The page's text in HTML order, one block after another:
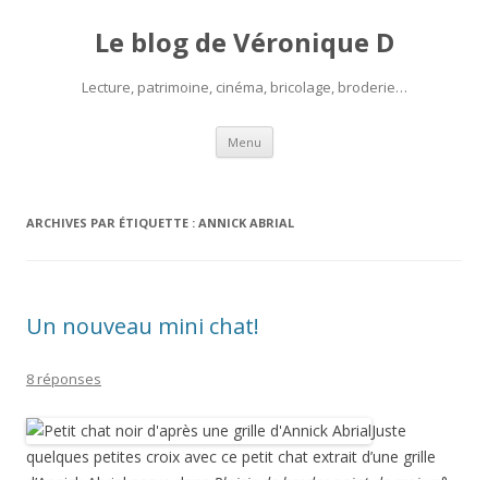
Le blog de Véronique D
Lecture, patrimoine, cinéma, bricolage, broderie…
Menu Aller
contenu
ARCHIVES PAR ÉTIQUETTE : ANNICK ABRIAL
Un nouveau mini chat!
8 réponses
Juste
quelques petites croix avec ce petit chat extrait d’une grille